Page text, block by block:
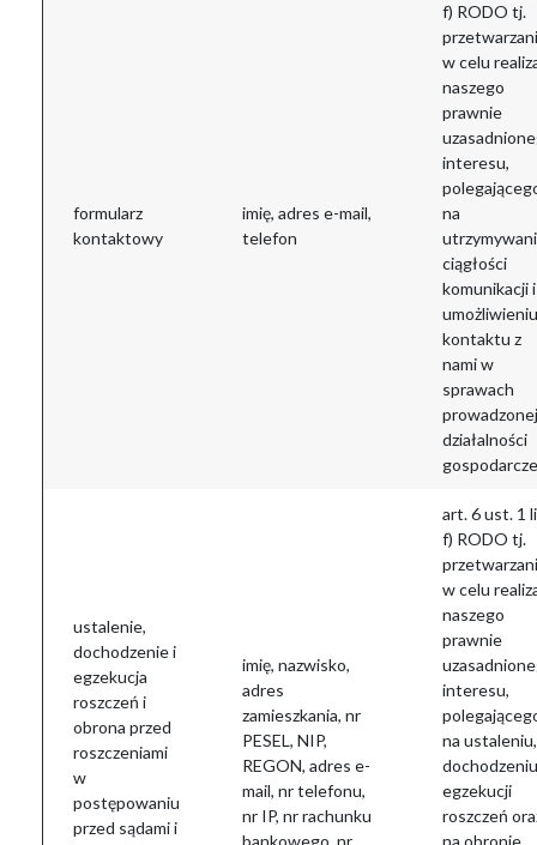
formularz
kontaktowy
imię, adres e-mail,
telefon
f) RODO tj.
w celu
naszego
prawnie
interesu,
na
ciągłości
komunikacji i
umożliwieniu
kontaktu z
nami w
sprawach
prowadzonej
działalności
ustalenie,
dochodzenie i
egzekucja
roszczeń i
obrona przed
roszczeniami
w
postępowaniu
przed sądami i
imię, nazwisko,
adres
zamieszkania, nr
PESEL, NIP,
REGON, adres e-
mail, nr telefonu,
nr IP, nr rachunku
bankowego, nr
art. 6 ust. 1
f) RODO tj.
w celu
naszego
prawnie
interesu,
na ustaleniu,
egzekucji
roszczeń
na obronie